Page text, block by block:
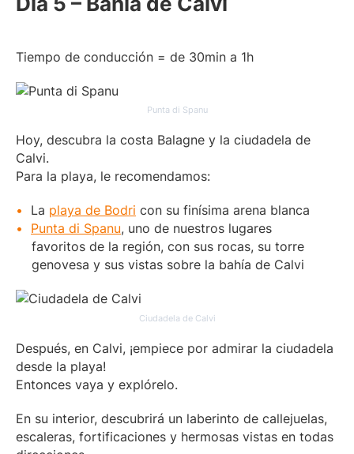
g
ri
l
a
i
o
)
Tiempo de conducción = de 30min a 1h
Punta di Spanu
Hoy, descubra la costa Balagne y la ciudadela de
Calvi.
Para la playa, le recomendamos:
La playa de Bodri con su finísima arena blanca
Punta di Spanu, uno de nuestros lugares
favoritos de la región, con sus rocas, su torre
genovesa y sus vistas sobre la bahía de Calvi
Ciudadela de Calvi
Después, en Calvi, ¡empiece por admirar la ciudadela
desde la playa!
Entonces vaya y explórelo.
En su interior, descubrirá un laberinto de callejuelas,
escaleras, fortificaciones y hermosas vistas en todas